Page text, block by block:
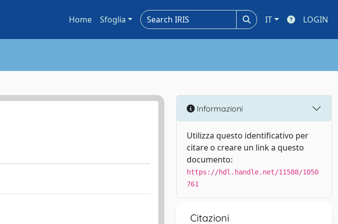
Home Sfoglia IT LOGIN
Informazioni
Utilizza questo identificativo per
citare o creare un link a questo
documento:
https://hdl.handle.net/11588/1050
761
Citazioni